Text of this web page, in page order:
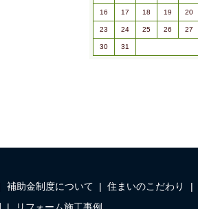
16 17 18 19 20
23 24 25 26 27
30 31
補助金制度について 住まいのこだわり